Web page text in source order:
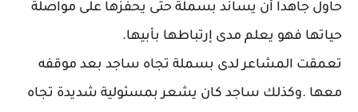
حاول جاهدا أن يساند بسملة حتى يحفزها على مواصلة
حياتها فهو يعلم مدى إرتباطها بأبيها.
تعمقت المشاعر لدى بسملة تجاه ساجد بعد موقفه
معها .وكذلك ساجد كان يشعر بمسئولية شديدة تجاه